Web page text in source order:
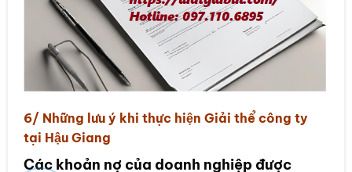
6/ Những lưu ý khi thực hiện Giải thể công ty
tại Hậu Giang
Các khoản nợ của doanh nghiệp được